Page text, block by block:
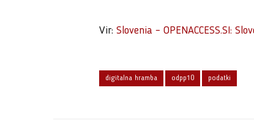
Vir: Slovenia – OPENACCESS.SI:
digitalna hramba odpp10 podatki